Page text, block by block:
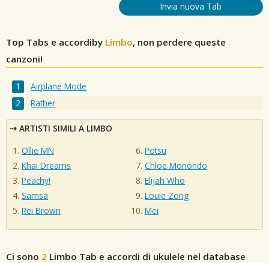
Invia nuova Tab
Top Tabs e accordiby Limbo, non perdere queste
canzoni!
Airplane Mode
Rather
ARTISTI SIMILI A LIMBO
Ollie MN
Khai Dreams
Peachy!
Samsa
Rei Brown
Potsu
Chloe Moriondo
Elijah Who
Louie Zong
Mei
Ci sono 2 Limbo Tab e accordi di ukulele nel database